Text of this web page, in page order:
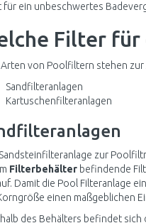
für ein unbeschwertes
Filter für
von Poolfiltern stehen zur
Sandfilteranlagen
Kartuschenfilteranlagen
zur
Filterbehälterbefindende
Damit die Pool Filteranlage
einen maßgeblichen
des Behälters befindet